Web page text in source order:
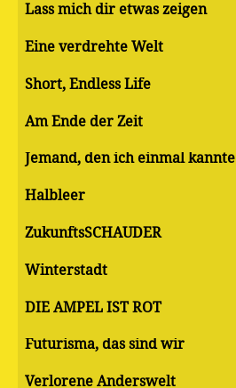
Lass mich dir etwas zeigen
Eine verdrehte Welt
Short, Endless Life
Am Ende der Zeit
Jemand, den ich einmal kannte
Halbleer
ZukunftsSCHAUDER
Winterstadt
DIE AMPEL IST ROT
Futurisma, das sind wir
Verlorene Anderswelt